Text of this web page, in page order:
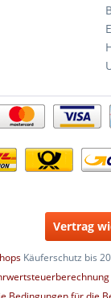
Vertrag
Käuferschutz bis